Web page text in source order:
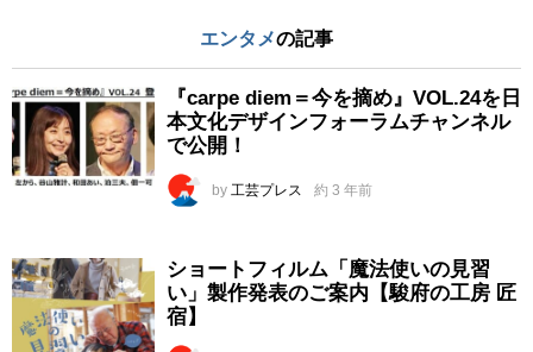
エンタメの記事
『carpe diem＝今を摘め』VOL.24を日
本文化デザインフォーラムチャンネル
で公開！
by 工芸プレス 約 3 年前
ショートフィルム「魔法使いの見習
い」製作発表のご案内【駿府の工房 匠
宿】